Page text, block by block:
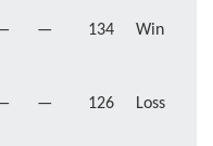
— 134 Win
— 126 Loss